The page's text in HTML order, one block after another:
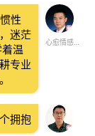
心愈情感倾听
性
迷茫
温
专业
拥抱